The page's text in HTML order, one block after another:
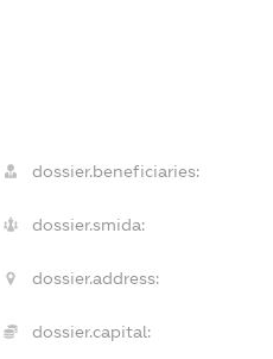
dossier.beneficiaries:
dossier.smida:
dossier.address:
dossier.capital: